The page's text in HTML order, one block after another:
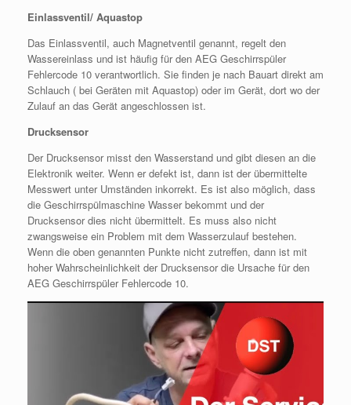
Einlassventil/ Aquastop
Das Einlassventil, auch Magnetventil genannt, regelt den
Wassereinlass und ist häufig für den AEG Geschirrspüler
Fehlercode 10 verantwortlich. Sie finden je nach Bauart direkt am
Schlauch ( bei Geräten mit Aquastop) oder im Gerät, dort wo der
Zulauf an das Gerät angeschlossen ist.
Drucksensor
Der Drucksensor misst den Wasserstand und gibt diesen an die
Elektronik weiter. Wenn er defekt ist, dann ist der übermittelte
Messwert unter Umständen inkorrekt. Es ist also möglich, dass
die Geschirrspülmaschine Wasser bekommt und der
Drucksensor dies nicht übermittelt. Es muss also nicht
zwangsweise ein Problem mit dem Wasserzulauf bestehen.
Wenn die oben genannten Punkte nicht zutreffen, dann ist mit
hoher Wahrscheinlichkeit der Drucksensor die Ursache für den
AEG Geschirrspüler Fehlercode 10.